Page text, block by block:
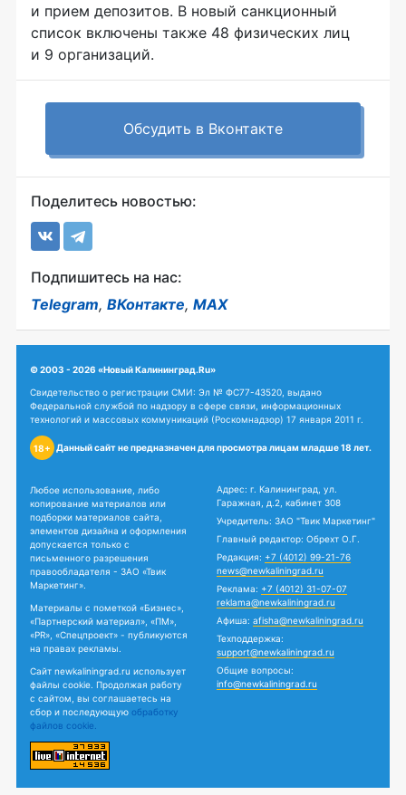
и прием депозитов. В новый санкционный
список включены также 48 физических лиц
и 9 организаций.
Обсудить в Вконтакте
Поделитесь новостью:
Подпишитесь на нас:
Telegram, ВКонтакте, MAX
© 2003 - 2026 «Новый Калининград.Ru»
Свидетельство о регистрации СМИ: Эл № ФС77-43520, выдано
Федеральной службой по надзору в сфере связи, информационных
технологий и массовых коммуникаций (Роскомнадзор) 17 января 2011 г.
18+ Данный сайт не предназначен для просмотра лицам младше 18 лет.
Любое использование, либо
копирование материалов или
подборки материалов сайта,
элементов дизайна и оформления
допускается только с
письменного разрешения
правообладателя - ЗАО «Твик
Маркетинг».
Материалы с пометкой «Бизнес»,
«Партнерский материал», «ПМ»,
«PR», «Спецпроект» - публикуются
на правах рекламы.
Сайт newkaliningrad.ru использует
файлы cookie. Продолжая работу
с сайтом, вы соглашаетесь на
сбор и последующую обработку
файлов cookie.
Адрес: г. Калининград, ул.
Гаражная, д.2, кабинет 308
Учредитель: ЗАО "Твик Маркетинг"
Главный редактор: Обрехт О.Г.
Редакция: +7 (4012) 99-21-76
news@newkaliningrad.ru
Реклама: +7 (4012) 31-07-07
reklama@newkaliningrad.ru
Афиша: afisha@newkaliningrad.ru
Техподдержка:
support@newkaliningrad.ru
Общие вопросы:
info@newkaliningrad.ru